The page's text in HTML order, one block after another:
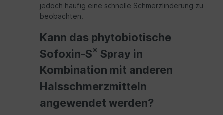
jedoch häufig eine schnelle Schmerzlinderung zu
beobachten.
Kann das phytobiotische
Sofoxin-S® Spray in
Kombination mit anderen
Halsschmerzmitteln
angewendet werden?